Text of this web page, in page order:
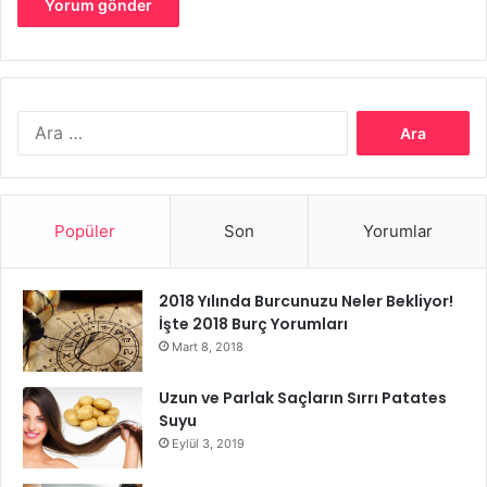
görünümü, durumun mevcut olduğunu doğrulamak için
Eder?
Selülit kozmetik bir problem olduğundan, plastik cerrahlar
bazı tedaviler önerebilir.
Popüler Son Yorumlar
2018 Yılında Burcunuzu Neler Bekliyor!
İşte 2018 Burç Yorumları
Mart 8, 2018
Uzun ve Parlak Saçların Sırrı Patates
Suyu
Eylül 3, 2019